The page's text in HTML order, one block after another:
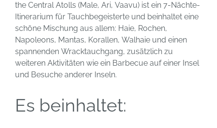
the Central Atolls (Male, Ari, Vaavu) ist ein 7-Nächte-
Itinerarium für Tauchbegeisterte und beinhaltet eine
schöne Mischung aus allem: Haie, Rochen,
Napoleons, Mantas, Korallen, Walhaie und einen
spannenden Wracktauchgang, zusätzlich zu
weiteren Aktivitäten wie ein Barbecue auf einer Insel
und Besuche anderer Inseln.
Es beinhaltet: